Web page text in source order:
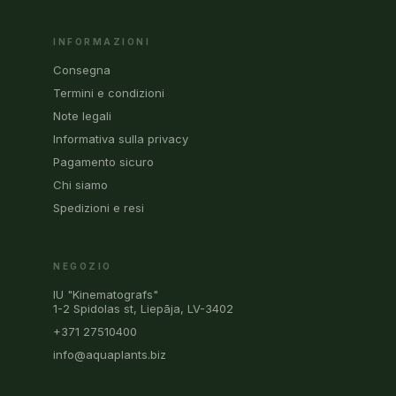
INFORMAZIONI
Consegna
Termini e condizioni
Note legali
Informativa sulla privacy
Pagamento sicuro
Chi siamo
Spedizioni e resi
NEGOZIO
IU "Kinematografs"
1-2 Spidolas st, Liepāja, LV-3402
+371 27510400
info@aquaplants.biz